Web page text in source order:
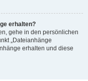
erhalten?
gehe in den persönlichen
„Dateianhänge
erhalten und diese